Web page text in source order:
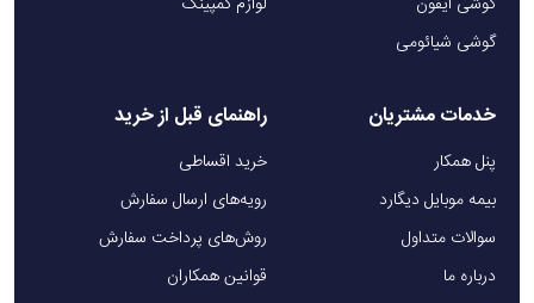
گوشی شیائومی
خدمات مشتریان
پنل همکار
بیمه موبایل دیگارد
سوالات متداول
درباره ما
راهنمای قبل از خرید
خرید اقساطی
رویه‌های ارسال سفارش
روش‌های پرداخت سفارش
قوانین همکاران